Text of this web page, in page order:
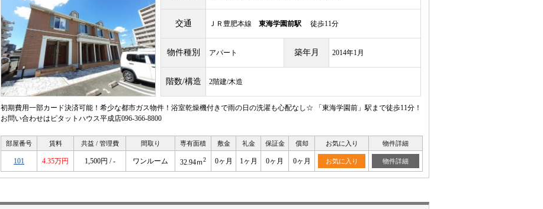
交通 ＪＲ豊肥本線 東海学園前駅 徒歩11分
物件種別 アパート 築年月 2014年1月
階数/構造 2階建/木造
初期費用一部カード決済可能！希少な都市ガス物件！浴室乾燥機付きで雨の日の洗濯も心配なし☆ 「東海学園前」駅まで徒歩11分！
お問い合わせはピタットハウス平成店096-366-8800
部屋番号 賃料 共益 / 管理費 間取り 専有面積 敷金 礼金 保証金 償却 お気に入り 物件詳細
101 4.35万円 1,500円 / - ワンルーム 32.94ｍ2 0ヶ月 1ヶ月 0ヶ月 0ヶ月 お気に入り 物件詳細